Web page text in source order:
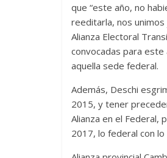
que “este año, no
reeditarla, nos
Alianza Electoral
convocadas para
aquella sede federal.
Además, Deschi
2015, y tener
Alianza en el Federal,
2017, lo federal con